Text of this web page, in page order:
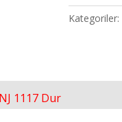
Kategoriler:
1117 Dur